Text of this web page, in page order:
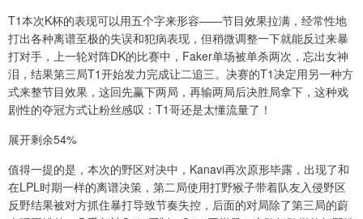
T1本次K杯的表现可以用五个字来形容——节目效果拉满，经常性地
打出各种离谱至极的失误和犯病表现，但稍微调整一下就能反过来暴
打对手，上一轮对阵DK的比赛中，Faker单场被单杀两次，忘出女神
泪，结果第三局T1开始发力完成让二追三。决赛的T1决定用另一种方
式来整节目效果，这回先赢下两局，再输两局后决胜局拿下，这种戏
剧性的夺冠方式让粉丝感叹：T1哥还是太懂流量了！
展开剩余54%
值得一提的是，本次的野区对决中，Kanavi再次原形毕露，出现了和
在LPL时期一样的离谱决策，第二局使用打野猴子带着队友入侵野区
反野结果被对方抓住暴打导致节奏失控，后面的对局除了第三局的蔚